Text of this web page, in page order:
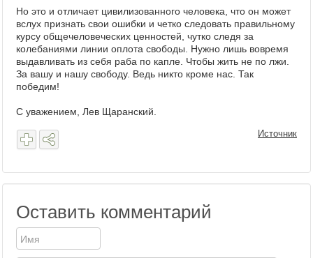
Но это и отличает цивилизованного человека, что он может
вслух признать свои ошибки и четко следовать правильному
курсу общечеловеческих ценностей, чутко следя за
колебаниями линии оплота свободы. Нужно лишь вовремя
выдавливать из себя раба по капле. Чтобы жить не по лжи.
За вашу и нашу свободу. Ведь никто кроме нас. Так
победим!
С уважением, Лев Щаранский.
Источник
Оставить комментарий